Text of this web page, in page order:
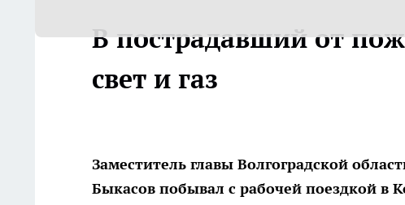
В пострадавший от
свет и газ
Заместитель главы Волгоградской
Быкасов побывал с рабочей поездкой в